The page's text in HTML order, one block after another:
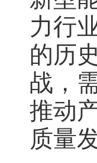
力行
的历
战，
推动
质量